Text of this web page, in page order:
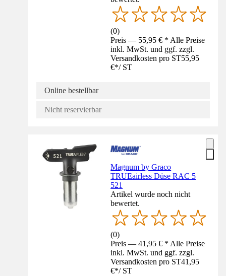
(0)
Preis — 55,95 € * Alle Preise
inkl. MwSt. und ggf. zzgl.
Versandkosten pro ST55,95
€*/ ST
Online bestellbar
Nicht reservierbar
Magnum by Graco
TRUEairless Düse RAC 5
521
Artikel wurde noch nicht
bewertet.
(0)
Preis — 41,95 € * Alle Preise
inkl. MwSt. und ggf. zzgl.
Versandkosten pro ST41,95
€*/ ST